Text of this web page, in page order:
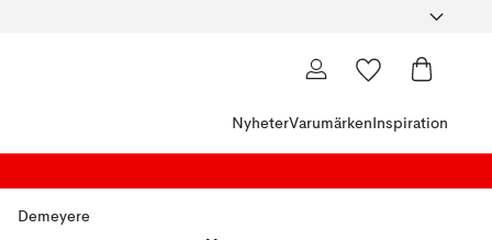
NyheterVarumärken Inspiration
Demeyere